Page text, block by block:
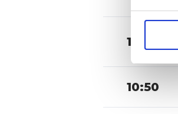
10:40
10:50